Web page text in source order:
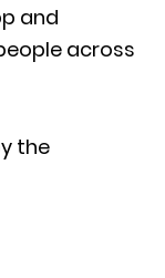
and
across
the